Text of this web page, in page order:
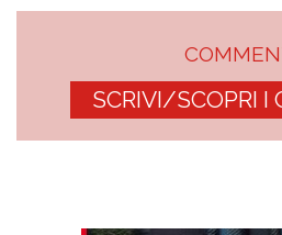
SCRIVI/SCOPRI I